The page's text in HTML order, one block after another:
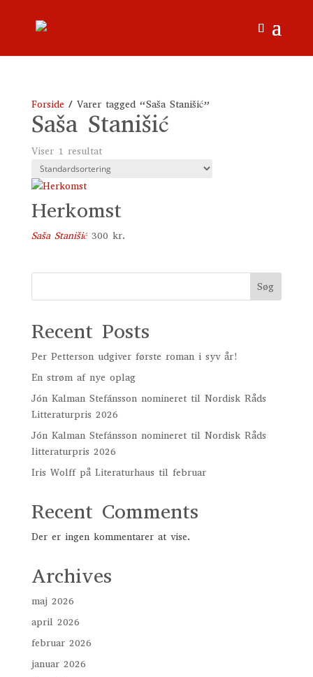
Forside/ Varer tagged “Saša Stanišić”
Saša Stanišić
Viser 1 resultat
Herkomst
Saša Stanišić 300 kr.
Søg
Recent Posts
Per Petterson udgiver første roman i syv år!
En strøm af nye oplag
Jón Kalman Stefánsson nomineret til Nordisk Råds
Litteraturpris 2026
Jón Kalman Stefánsson nomineret til Nordisk Råds
litteraturpris 2026
Iris Wolff på Literaturhaus til februar
Recent Comments
Der er ingen kommentarer at vise.
Archives
maj 2026
april 2026
februar 2026
januar 2026